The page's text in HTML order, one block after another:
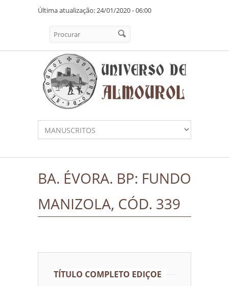
Pasar al contenido principal
Última atualização: 24/01/2020 - 06:00
Formulario de búsqueda
Procurar
BA. ÉVORA. BP: FUNDO
MANIZOLA, CÓD. 339
TÍTULO COMPLETO EDIÇOE